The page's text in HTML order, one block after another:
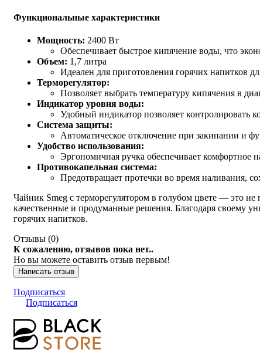
Функциональные характеристики
Мощность: 2400 Вт
Обеспечивает быстрое кипячение воды, что
Объем: 1,7 литра
Идеален для приготовления горячих напитков
Терморегулятор:
Позволяет выбрать температуру кипячения в
Индикатор уровня воды:
Удобный индикатор позволяет контролировать
Система защиты:
Автоматическое отключение при закипании и
Удобство использования:
Эргономичная ручка обеспечивает комфортное
Противокапельная система:
Предотвращает протечки во время наливания,
Чайник Smeg с терморегулятором в голубом цвете — это
качественные и продуманные решения. Благодаря своему
горячих напитков.
Отзывы (0)
К сожалению, отзывов пока нет..
Но вы можете оставить отзыв первым!
Написать отзыв
Подписаться
Подписаться